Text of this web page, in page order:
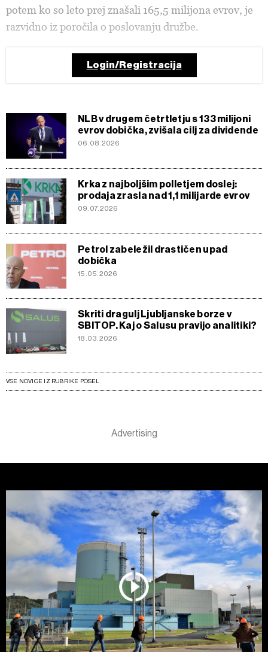
potem ko so leto prej znašali 165,5 milijona evrov, je
razvidno iz poročila o poslovanju družbe.
Login/Registracija
NLB v drugem četrtletju s 133 milijoni
evrov dobička, zvišala cilj za dividende
06.08.2026
Krka z najboljšim polletjem doslej:
prodaja zrasla nad 1,1 milijarde evrov
09.07.2026
Petrol zabeležil drastičen upad
dobička
15.05.2026
Skriti dragulj Ljubljanske borze v
SBITOP. Kaj o Salusu pravijo analitiki?
18.03.2026
VSE NOVICE IZ RUBRIKE POSEL